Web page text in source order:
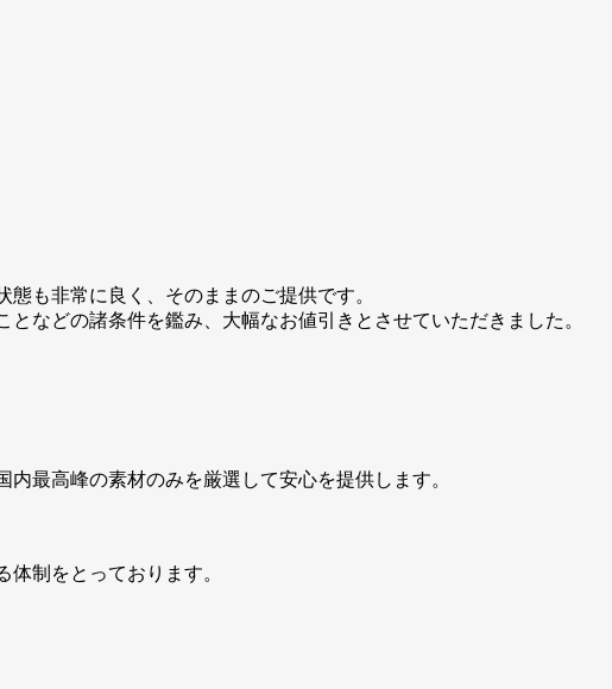
も非常に良く、そのままのご提供です。
などの諸条件を鑑み、大幅なお値引きとさせていただきました。
最高峰の素材のみを厳選して安心を提供します。
制をとっております。